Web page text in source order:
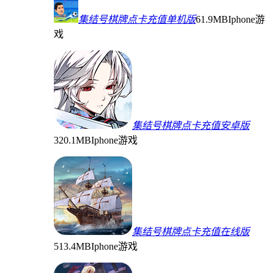
集结号棋牌点卡充值单机版61.9MBIphone游
戏
集结号棋牌点卡充值安卓版
320.1MBIphone游戏
集结号棋牌点卡充值在线版
513.4MBIphone游戏